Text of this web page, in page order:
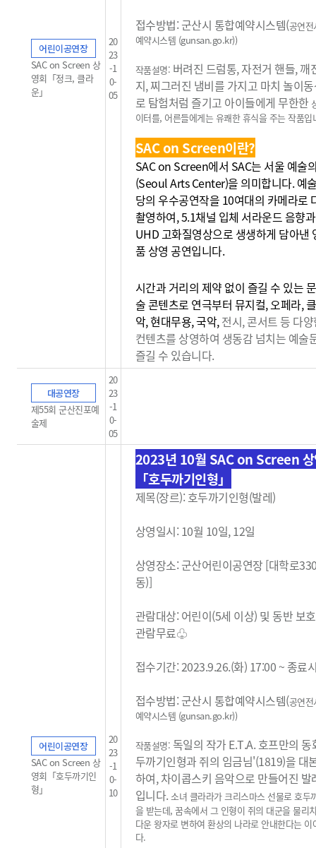
어린이공연장
SAC on Screen 상
영회「정크, 클라
운」
20
23
-1
0-
05
접수방법: 군산시 통합예약시스템(공연
예약시스템 (gunsan.go.kr))
작품설명: 버려진 드럼통, 자전거 핸들, 깨
지, 찌그러진 냄비를 가지고 마치 놀이
로 탐험처럼 즐기고 아이들에게 무한한
이터를, 어른들에게는 유쾌한 휴식을 주는 작품입
SAC on Screen이란?
SAC on Screen에서 SAC는 서울 예술
(Seoul Arts Center)을 의미합니다. 예
당의 우수공연작을 10여대의 카메라로
촬영하여, 5.1채널 입체 서라운드 음향
UHD 고화질영상으로 생생하게 담아낸
품 상영 공연입니다.
시간과 거리의 제약 없이 즐길 수 있는
술 콘텐츠로 연극부터 뮤지컬, 오페라,
악, 현대무용, 국악,전시, 콘서트 등 다
컨텐츠를 상영하여 생동감 넘치는 예술
즐길 수 있습니다.
대공연장
제55회 군산진포예
술제
20
23
-1
0-
05
어린이공연장
SAC on Screen 상
영회「호두까기인
형」
20
23
-1
0-
10
2023년 10월 SAC on Screen
「호두까기인형」
제목(장르): 호두까기인형(발레)
상영일시: 10월 10일, 12일
상영장소: 군산어린이공연장 [대학로
동)]
관람대상: 어린이(5세 이상) 및 동반 보
관람무료♧
접수기간: 2023.9.26.(화) 17:00 ~ 종료
접수방법: 군산시 통합예약시스템(공연
예약시스템 (gunsan.go.kr))
작품설명: 독일의 작가 E.T.A. 호프만의 동
두까기인형과 쥐의 임금님'(1819)을 대
하여, 차이콥스키 음악으로 만들어진 발
입니다.소녀 클라라가 크리스마스 선물로 호두
을 받는데, 꿈속에서 그 인형이 쥐의 대군을 물리
다운 왕자로 변하여 환상의 나라로 안내한다는 이
다.